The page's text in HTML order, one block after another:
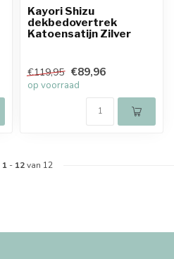
Kayori Shizu
dekbedovertrek
Katoensatijn Zilver
€119,95 €89,96
op voorraad
1 - 12van 12